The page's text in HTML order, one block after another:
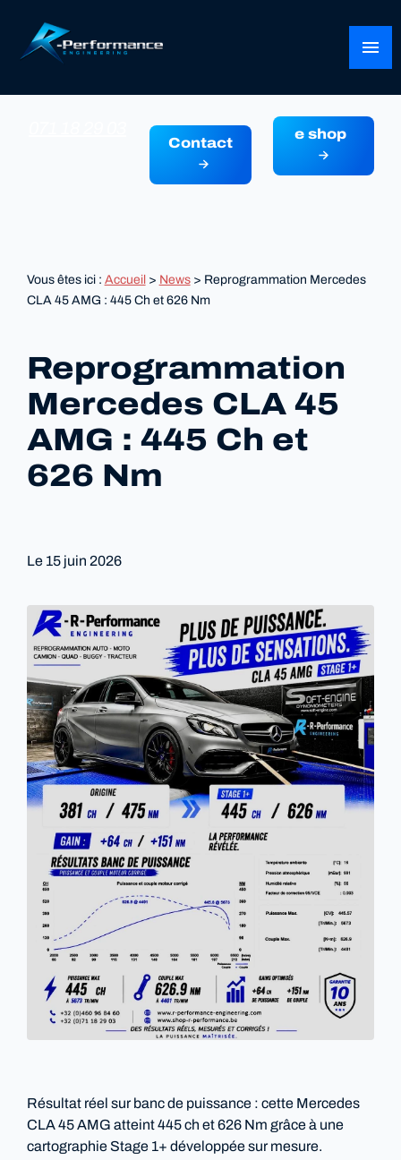
menu
Contact
e shop
Vous êtes ici : Accueil> News> Reprogrammation Mercedes
CLA 45 AMG : 445 Ch et 626 Nm
Reprogrammation
Mercedes CLA 45
AMG : 445 Ch et
626 Nm
Le 15 juin 2026
Résultat réel sur banc de puissance : cette Mercedes
CLA 45 AMG atteint 445 ch et 626 Nm grâce à une
cartographie Stage 1+ développée sur mesure.